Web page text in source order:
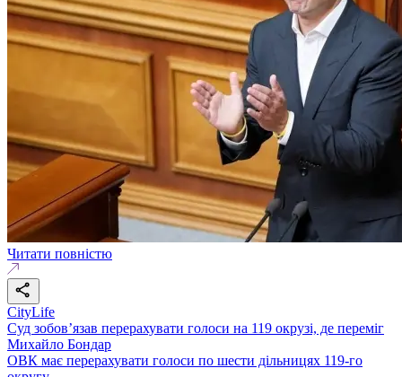
Читати повністю
CityLife
Суд зобов’язав перерахувати голоси на 119 окрузі, де переміг
Михайло Бондар
ОВК має перерахувати голоси по шести дільницях 119-го